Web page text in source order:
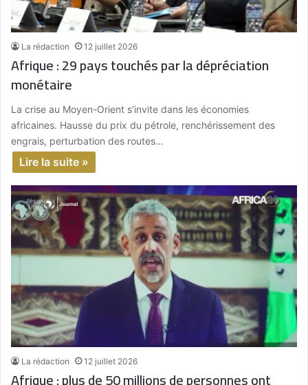
La rédaction 12 juillet 2026
Afrique : 29 pays touchés par la dépréciation
monétaire
La crise au Moyen-Orient s’invite dans les économies
africaines. Hausse du prix du pétrole, renchérissement des
engrais, perturbation des routes…
Lire la suite »
La rédaction 12 juillet 2026
Afrique : plus de 50 millions de personnes ont